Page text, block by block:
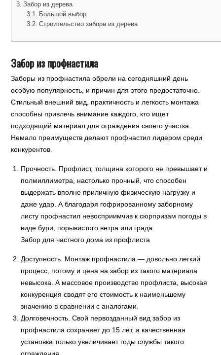
Забор из дерева
Большой выбор
Строительство забора из дерева
Забор из профнастила
Заборы из профнастила обрели на сегодняшний день
особую популярность, и причин для этого предостаточно.
Стильный внешний вид, практичность и легкость монтажа
способны привлечь внимание каждого, кто ищет
подходящий материал для ограждения своего участка.
Немало преимуществ делают профнастил лидером среди
конкурентов.
Прочность. Профлист, толщина которого не превышает и
полмиллиметра, настолько прочный, что способен
выдержать вполне приличную физическую нагрузку и
даже удар. А благодаря гофрированному заборному
листу профнастил невосприимчив к сюрпризам погоды в
виде бури, порывистого ветра или града.
Забор для частного дома из профлиста
Доступность. Монтаж профнастила — довольно легкий
процесс, потому и цена на забор из такого материала
невысока. А массовое производство профлиста, высокая
конкуренция сводят его стоимость к наименьшему
значению в сравнении с аналогами.
Долговечность. Свой первозданный вид забор из
профнастила сохраняет до 15 лет, а качественная
установка только увеличивает годы службы такого